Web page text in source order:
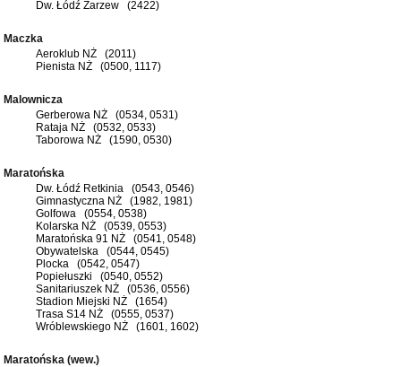
Dw. Łódź Zarzew (2422)
Maczka
Aeroklub NŻ (2011)
Pienista NŻ (0500, 1117)
Malownicza
Gerberowa NŻ (0534, 0531)
Rataja NŻ (0532, 0533)
Taborowa NŻ (1590, 0530)
Maratońska
Dw. Łódź Retkinia (0543, 0546)
Gimnastyczna NŻ (1982, 1981)
Golfowa (0554, 0538)
Kolarska NŻ (0539, 0553)
Maratońska 91 NŻ (0541, 0548)
Obywatelska (0544, 0545)
Plocka (0542, 0547)
Popiełuszki (0540, 0552)
Sanitariuszek NŻ (0536, 0556)
Stadion Miejski NŻ (1654)
Trasa S14 NŻ (0555, 0537)
Wróblewskiego NŻ (1601, 1602)
Maratońska (wew.)